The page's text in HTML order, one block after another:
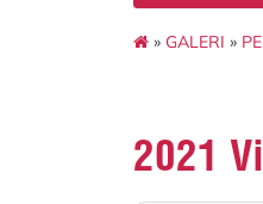
» GALERI »
2021